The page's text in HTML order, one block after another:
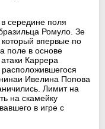
середине поля
Ромуло. Зе
впервые по
поле в основе
Каррера
Ивелина Попова
Лимит на
на скамейку
в игре с